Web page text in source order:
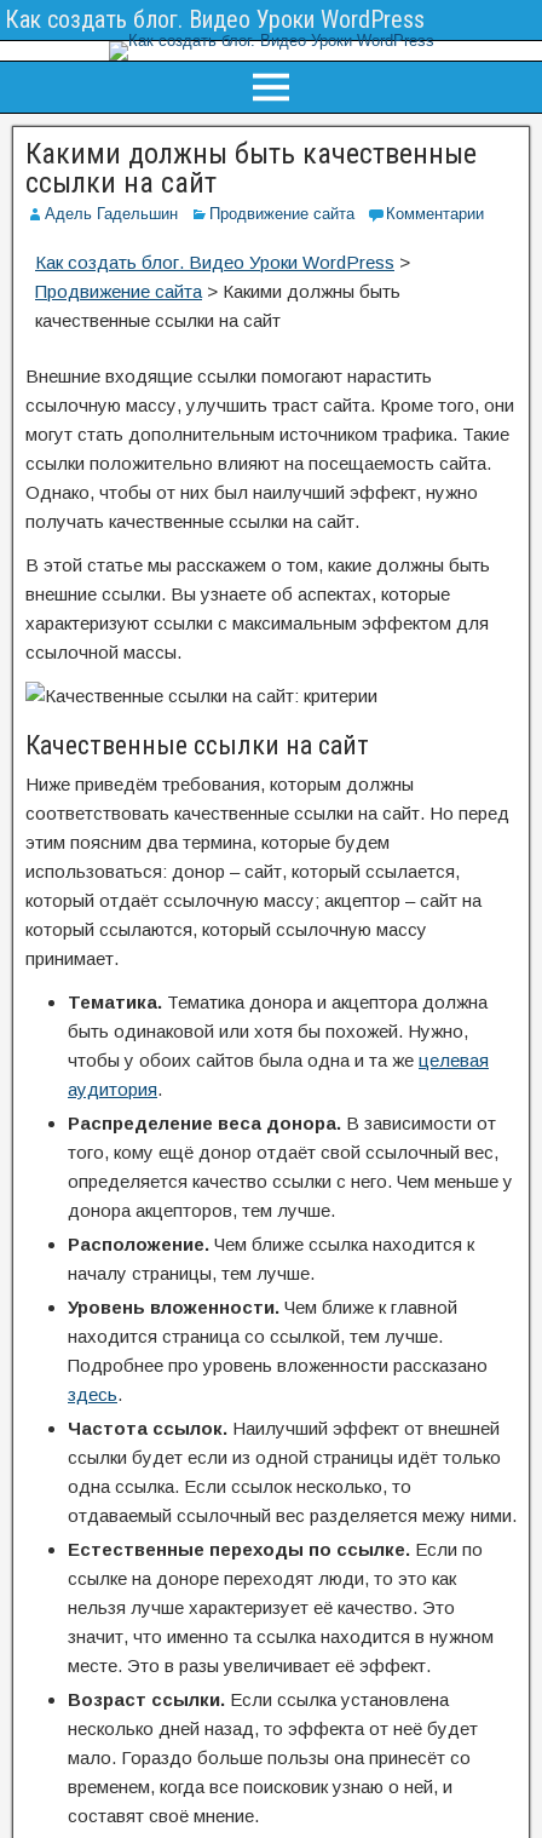
Как создать блог. Видео Уроки WordPress
Какими должны быть качественные
ссылки на сайт
Адель Гадельшин Продвижение сайта Комментарии
Как создать блог. Видео Уроки WordPress >
Продвижение сайта > Какими должны быть
качественные ссылки на сайт
Внешние входящие ссылки помогают нарастить
ссылочную массу, улучшить траст сайта. Кроме того, они
могут стать дополнительным источником трафика. Такие
ссылки положительно влияют на посещаемость сайта.
Однако, чтобы от них был наилучший эффект, нужно
получать качественные ссылки на сайт.
В этой статье мы расскажем о том, какие должны быть
внешние ссылки. Вы узнаете об аспектах, которые
характеризуют ссылки с максимальным эффектом для
ссылочной массы.
Качественные ссылки на сайт
Ниже приведём требования, которым должны
соответствовать качественные ссылки на сайт. Но перед
этим поясним два термина, которые будем
использоваться: донор – сайт, который ссылается,
который отдаёт ссылочную массу; акцептор – сайт на
который ссылаются, который ссылочную массу
принимает.
Тематика. Тематика донора и акцептора должна
быть одинаковой или хотя бы похожей. Нужно,
чтобы у обоих сайтов была одна и та же целевая
аудитория.
Распределение веса донора. В зависимости от
того, кому ещё донор отдаёт свой ссылочный вес,
определяется качество ссылки с него. Чем меньше у
донора акцепторов, тем лучше.
Расположение. Чем ближе ссылка находится к
началу страницы, тем лучше.
Уровень вложенности. Чем ближе к главной
находится страница со ссылкой, тем лучше.
Подробнее про уровень вложенности рассказано
здесь.
Частота ссылок. Наилучший эффект от внешней
ссылки будет если из одной страницы идёт только
одна ссылка. Если ссылок несколько, то
отдаваемый ссылочный вес разделяется межу ними.
Естественные переходы по ссылке. Если по
ссылке на доноре переходят люди, то это как
нельзя лучше характеризует её качество. Это
значит, что именно та ссылка находится в нужном
месте. Это в разы увеличивает её эффект.
Возраст ссылки. Если ссылка установлена
несколько дней назад, то эффекта от неё будет
мало. Гораздо больше пользы она принесёт со
временем, когда все поисковик узнаю о ней, и
составят своё мнение.